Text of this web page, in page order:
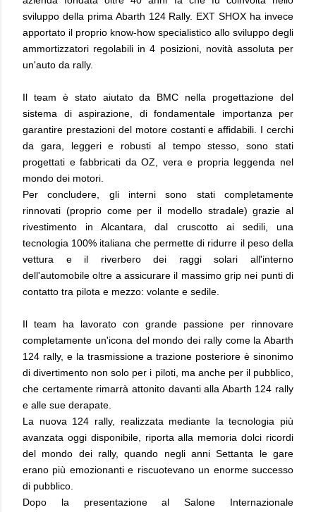
sviluppo della prima Abarth 124 Rally. EXT SHOX ha invece
apportato il proprio know-how specialistico allo sviluppo degli
ammortizzatori regolabili in 4 posizioni, novità assoluta per
un'auto da rally.
Il team è stato aiutato da BMC nella progettazione del
sistema di aspirazione, di fondamentale importanza per
garantire prestazioni del motore costanti e affidabili. I cerchi
da gara, leggeri e robusti al tempo stesso, sono stati
progettati e fabbricati da OZ, vera e propria leggenda nel
mondo dei motori.
Per concludere, gli interni sono stati completamente
rinnovati (proprio come per il modello stradale) grazie al
rivestimento in Alcantara, dal cruscotto ai sedili, una
tecnologia 100% italiana che permette di ridurre il peso della
vettura e il riverbero dei raggi solari all'interno
dell'automobile oltre a assicurare il massimo grip nei punti di
contatto tra pilota e mezzo: volante e sedile.
Il team ha lavorato con grande passione per rinnovare
completamente un'icona del mondo dei rally come la Abarth
124 rally, e la trasmissione a trazione posteriore è sinonimo
di divertimento non solo per i piloti, ma anche per il pubblico,
che certamente rimarrà attonito davanti alla Abarth 124 rally
e alle sue derapate.
La nuova 124 rally, realizzata mediante la tecnologia più
avanzata oggi disponibile, riporta alla memoria dolci ricordi
del mondo dei rally, quando negli anni Settanta le gare
erano più emozionanti e riscuotevano un enorme successo
di pubblico.
Dopo la presentazione al Salone Internazionale